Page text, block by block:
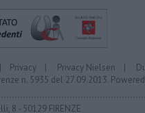
Privacy | Privacy Nielsen |
n. 5935 del 27.09.2013.
8 - 50129 FIRENZE